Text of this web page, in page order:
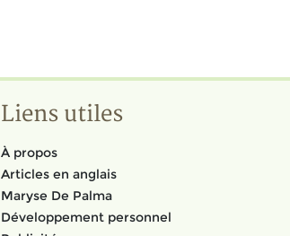
Liens utiles
À propos
Articles en anglais
Maryse De Palma
Développement personnel